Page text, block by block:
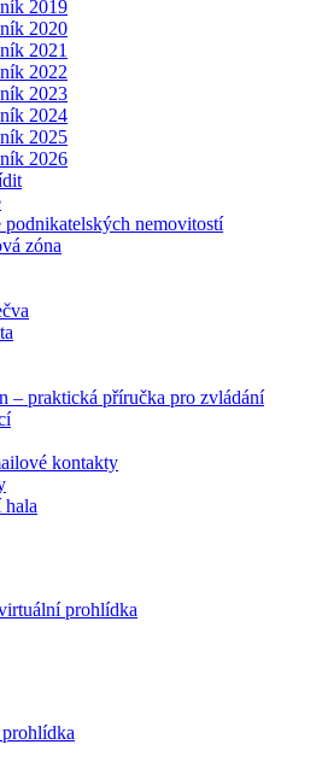
2019
2020
2021
2022
2023
2024
2025
2026
podnikatelských nemovitostí
zóna
– praktická příručka pro zvládání
kontakty
hala
prohlídka